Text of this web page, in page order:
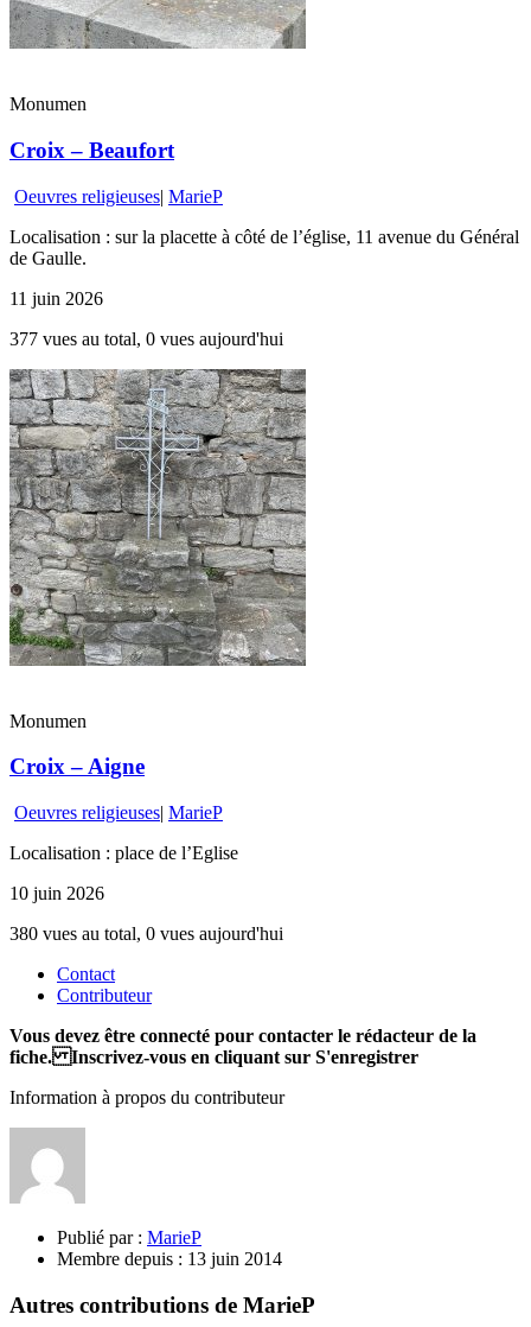
Monumen
Croix – Beaufort
Oeuvres religieuses| MarieP
Localisation : sur la placette à côté de l’église, 11 avenue du Général
de Gaulle.
11 juin 2026
377 vues au total, 0 vues aujourd'hui
Monumen
Croix – Aigne
Oeuvres religieuses| MarieP
Localisation : place de l’Eglise
10 juin 2026
380 vues au total, 0 vues aujourd'hui
Contact
Contributeur
Vous devez être connecté pour contacter le rédacteur de la
fiche. Inscrivez-vous en cliquant sur S'enregistrer
Information à propos du contributeur
Publié par : MarieP
Membre depuis : 13 juin 2014
Autres contributions de MarieP